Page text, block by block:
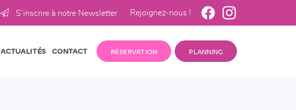
S’inscrire à notre Newsletter Rejoignez-nous !
ACTUALITÉS CONTACT RÉSERVATION PLANNING